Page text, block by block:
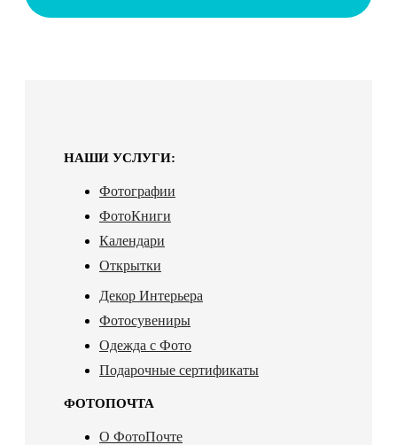
НАШИ УСЛУГИ:
Фотографии
ФотоКниги
Календари
Открытки
Декор Интерьера
Фотосувениры
Одежда с Фото
Подарочные сертификаты
ФОТОПОЧТА
О ФотоПочте